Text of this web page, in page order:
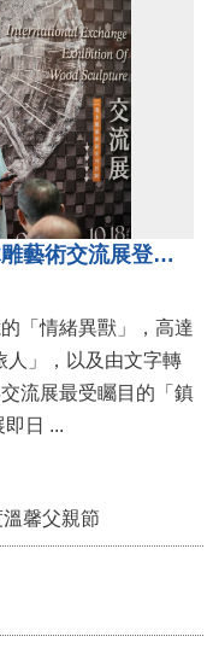
「鎮展三寶」亮相！2026國際木雕藝術交流展登場 國際木雕競賽得獎入圍名單同步揭曉
「情緒異獸」，高達
人」，以及由文字轉
流展最受矚目的「鎮
展三寶」。2026國際木雕藝術交流展即日 ...
馨父親節